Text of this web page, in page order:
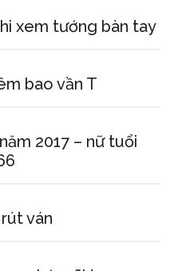
xem tướng bàn tay
bao vần T
2017 – nữ tuổi
ván